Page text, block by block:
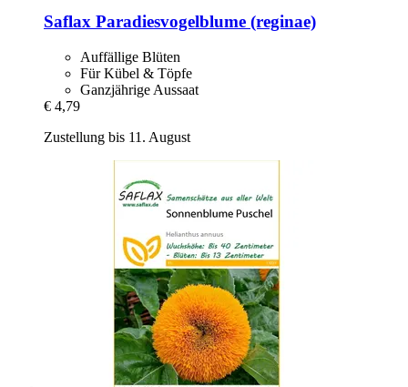
Saflax Paradiesvogelblume (reginae)
Auffällige Blüten
Für Kübel & Töpfe
Ganzjährige Aussaat
€ 4,79
Zustellung bis 11. August